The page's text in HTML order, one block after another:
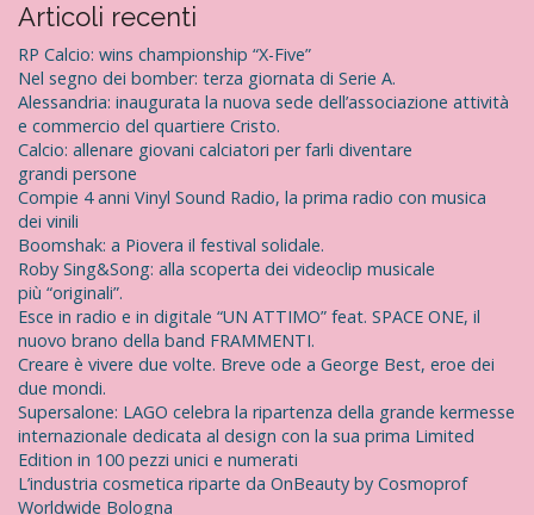
r
c
a
p
r
Articoli recenti
RP Calcio: wins championship “X-Five”
Nel segno dei bomber: terza giornata di Serie A.
Alessandria: inaugurata la nuova sede dell’associazione attività
e commercio del quartiere Cristo.
Calcio: allenare giovani calciatori per farli diventare
grandi persone
Compie 4 anni Vinyl Sound Radio, la prima radio con musica
dei vinili
Boomshak: a Piovera il festival solidale.
Roby Sing&Song: alla scoperta dei videoclip musicale
più “originali”.
Esce in radio e in digitale “UN ATTIMO” feat. SPACE ONE, il
nuovo brano della band FRAMMENTI.
Creare è vivere due volte. Breve ode a George Best, eroe dei
due mondi.
Supersalone: LAGO celebra la ripartenza della grande kermesse
internazionale dedicata al design con la sua prima Limited
Edition in 100 pezzi unici e numerati
L’industria cosmetica riparte da OnBeauty by Cosmoprof
Worldwide Bologna